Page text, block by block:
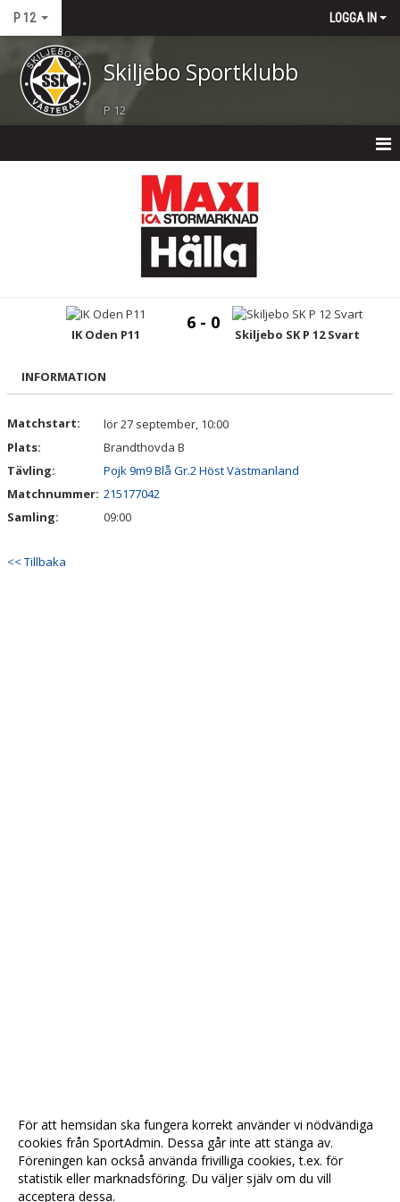
P 12 LOGGA IN
Skiljebo Sportklubb
P 12
BILDGALLERI
IK Oden P11
6 - 0
Skiljebo SK P 12 Svart
INFORMATION
Matchstart:
lör 27 september, 10:00
Plats:
Brandthovda B
Tävling:
Pojk 9m9 Blå Gr.2 Höst Västmanland
Matchnummer: 215177042
Samling:
09:00
<< Tillbaka
För att hemsidan ska fungera korrekt använder vi nödvändiga
cookies från SportAdmin. Dessa går inte att stänga av.
Föreningen kan också använda frivilliga cookies, t.ex. för
statistik eller marknadsföring. Du väljer själv om du vill
acceptera dessa.